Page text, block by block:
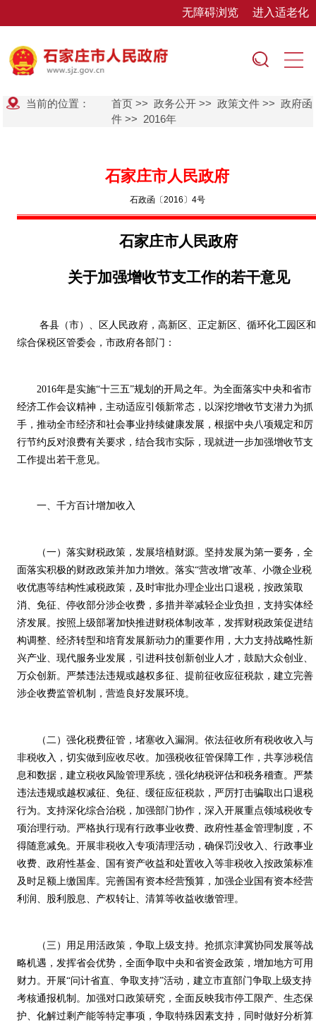
无障碍浏览 进入适老化
当前的位置： 首页 >>政务公开 >>政策文件 >>政府函
件 >> 2016年
石家庄市人民政府
石政函〔2016〕4号
石家庄市人民政府
关于加强增收节支工作的若干意见
各县（市）、区人民政府，高新区、正定新区、循环化工园区和
综合保税区管委会，市政府各部门：
2016年是实施“十三五”规划的开局之年。为全面落实中央和省市
经济工作会议精神，主动适应引领新常态，以深挖增收节支潜力为抓
手，推动全市经济和社会事业持续健康发展，根据中央八项规定和厉
行节约反对浪费有关要求，结合我市实际，现就进一步加强增收节支
工作提出若干意见。
一、千方百计增加收入
（一）落实财税政策，发展培植财源。坚持发展为第一要务，全
面落实积极的财政政策并加力增效。落实“营改增”改革、小微企业税
收优惠等结构性减税政策，及时审批办理企业出口退税，按政策取
消、免征、停收部分涉企收费，多措并举减轻企业负担，支持实体经
济发展。按照上级部署加快推进财税体制改革，发挥财税政策促进结
构调整、经济转型和培育发展新动力的重要作用，大力支持战略性新
兴产业、现代服务业发展，引进科技创新创业人才，鼓励大众创业、
万众创新。严禁违法违规或越权多征、提前征收应征税款，建立完善
涉企收费监管机制，营造良好发展环境。
（二）强化税费征管，堵塞收入漏洞。依法征收所有税收收入与
非税收入，切实做到应收尽收。加强税收征管保障工作，共享涉税信
息和数据，建立税收风险管理系统，强化纳税评估和税务稽查。严禁
违法违规或越权减征、免征、缓征应征税款，严厉打击骗取出口退税
行为。支持深化综合治税，加强部门协作，深入开展重点领域税收专
项治理行动。严格执行现有行政事业收费、政府性基金管理制度，不
得随意减免。开展非税收入专项清理活动，确保罚没收入、行政事业
收费、政府性基金、国有资产收益和处置收入等非税收入按政策标准
及时足额上缴国库。完善国有资本经营预算，加强企业国有资本经营
利润、股利股息、产权转让、清算等收益收缴管理。
（三）用足用活政策，争取上级支持。抢抓京津冀协同发展等战
略机遇，发挥省会优势，全面争取中央和省资金政策，增加地方可用
财力。开展“问计省直、争取支持”活动，建立市直部门争取上级支持
考核通报机制。加强对口政策研究，全面反映我市停工限产、生态保
护、化解过剩产能等特定事项，争取特殊因素支持，同时做好分析算